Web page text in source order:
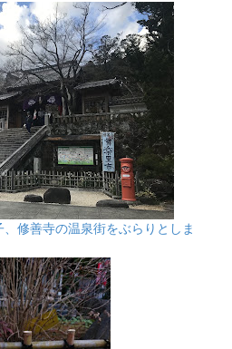
修善寺の温泉街をぶらりとしま